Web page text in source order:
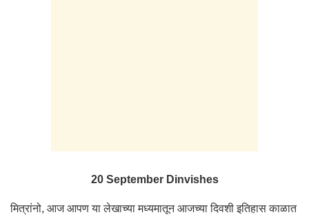
20 September Dinvishes
मित्रांनो, आज आपण या लेखाच्या मध्यमातून आजच्या दिवशी इतिहास काळात